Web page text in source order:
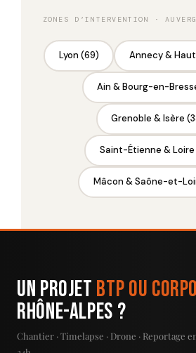
ZONES D’INTERVENTION ·
Lyon (69) Annecy &
Ain & Bourg-en-
Grenoble & Isère
Saint-Étienne &
Mâcon & Saône-et-
Un projet BTP ou
Rhône-Alpes ?
Chantier · Timelapse · Drone · Reportage